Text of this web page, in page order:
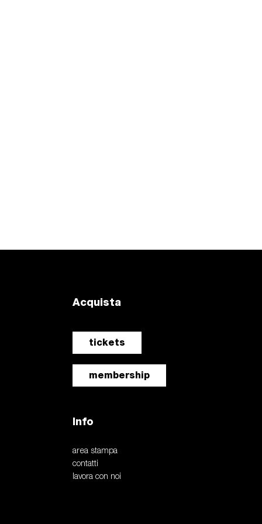
Acquista
tickets
membership
Info
area stampa
contatti
lavora con noi